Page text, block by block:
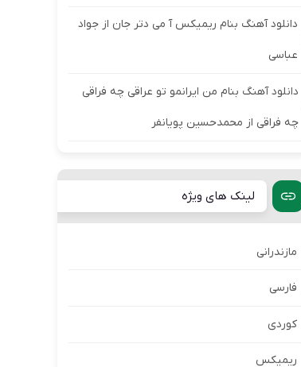
دانلود آهنگ بنام ریمیکس آ می دتر جان از جواد
عباسی
دانلود آهنگ بنام من ایرانمو تو عراقی چه فراقی
چه فراقی از محمدحسین پویانفر
لینک های ویژه
مازندرانی
فارسی
کوردی
ریمیکس